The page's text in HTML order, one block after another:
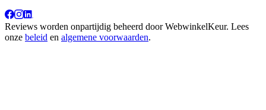
Reviews worden onpartijdig beheerd doorWebwinkelKeur. Lees
onze beleid en algemene voorwaarden.